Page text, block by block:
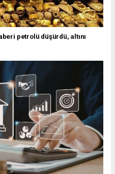
petrolü düşürdü, altını